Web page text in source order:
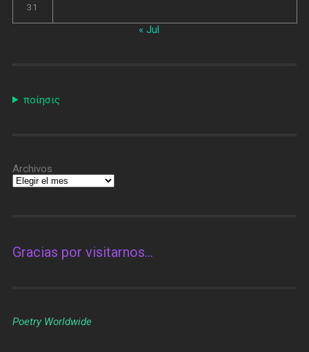
31
« Jul
ποίησις
Archivos
Gracias por visitarnos…
Poetry Worldwide